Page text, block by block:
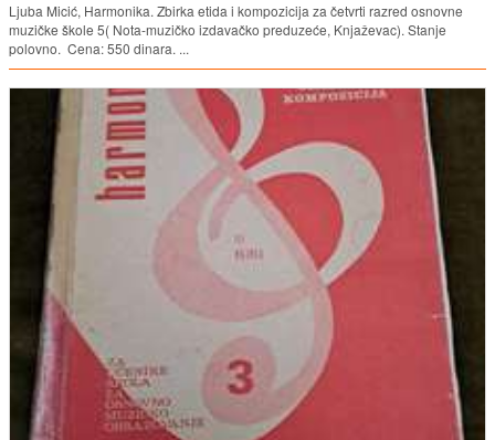
Ljuba Micić, Harmonika. Zbirka etida i kompozicija za četvrti razred osnovne
muzičke škole 5( Nota-muzičko izdavačko preduzeće, Knjaževac). Stanje
polovno. Cena: 550 dinara. ...